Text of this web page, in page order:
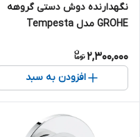
نگهدارنده دوش دستی گروهه
GROHE مدل Tempesta
2,300,000
افزودن به سبد